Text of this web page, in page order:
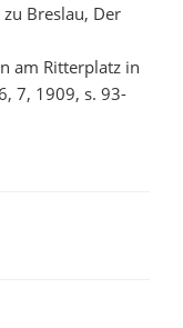
Breslau, Der
am Ritterplatz in
7, 1909, s. 93-